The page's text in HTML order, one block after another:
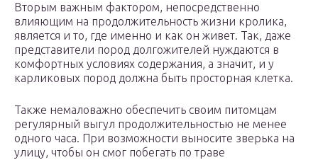
Вторым важным фактором, непосредственно
влияющим на продолжительность жизни кролика,
является и то, где именно и как он живет. Так, даже
представители пород долгожителей нуждаются в
комфортных условиях содержания, а значит, и у
карликовых пород должна быть просторная клетка.
Также немаловажно обеспечить своим питомцам
регулярный выгул продолжительностью не менее
одного часа. При возможности выносите зверька на
улицу, чтобы он смог побегать по траве